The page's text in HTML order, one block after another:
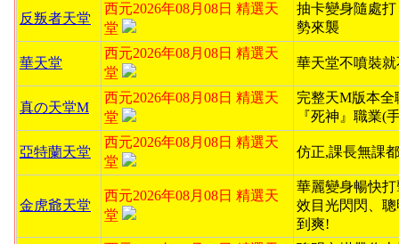
反叛者天堂
西元2026年08月08日 精選天
堂
抽卡變身隨處
勢來襲
華天堂
西元2026年08月08日 精選天
堂
華天堂不噴裝
真の天堂M
西元2026年08月08日 精選天
堂
完整天M版本全
『死神』職業(
亞特蘭天堂
西元2026年08月08日 精選天
堂
仿正,課長無課
金虎爺天堂
西元2026年08月08日 精選天
堂
華麗變身暢快
效目光閃閃、
到爽!